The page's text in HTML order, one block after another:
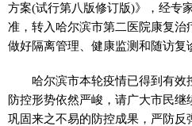
方案(试行第八版修订版)》，经专
准，转入哈尔滨市第二医院康复
做好隔离管理、健康监测和随访复
哈尔滨市本轮疫情已得到有效
防控形势依然严峻，请广大市民继
巩固来之不易的防控成果，严防反